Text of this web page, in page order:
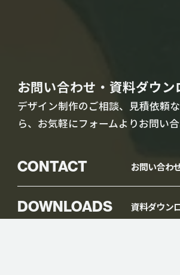
お問い合わせ・資料ダウン
デザイン制作のご相談、見積依頼
ら、お気軽にフォームよりお問い合
CONTACT お問い合わ
DOWNLOADS 資料ダウン